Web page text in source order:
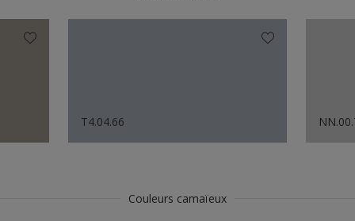
T4.04.66
Couleurs camaïeux